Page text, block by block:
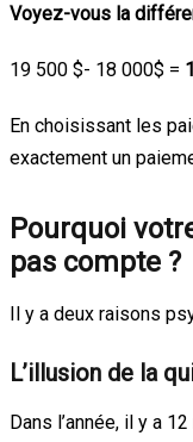
Voyez-vous la
19 500 $- 18 000$ =
En choisissant les
exactement un
Pourquoi
pas compte ?
Il y a deux raisons
L’illusion de la
Dans l’année, il y a